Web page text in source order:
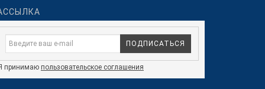
ПОДПИСАТЬСЯ
принимаю пользовательское соглашения